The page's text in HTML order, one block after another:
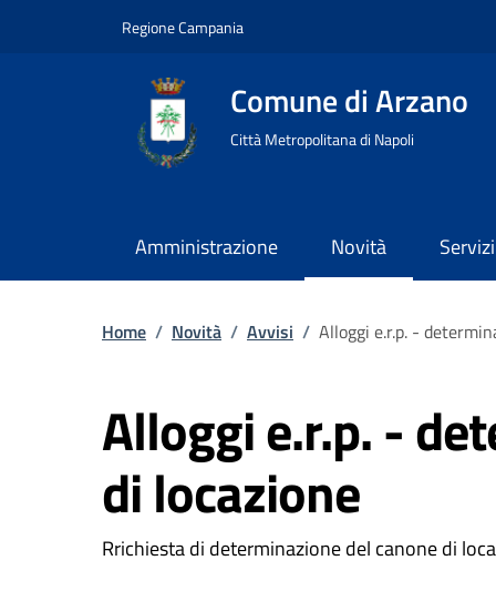
Regione Campania
Comune di Arzano
Città Metropolitana di Napoli
Amministrazione Novità Servizi
Home / Novità / Avvisi / Alloggi e.r.p. -
Alloggi e.r.p. -
di locazione
Rrichiesta di determinazione del canone di